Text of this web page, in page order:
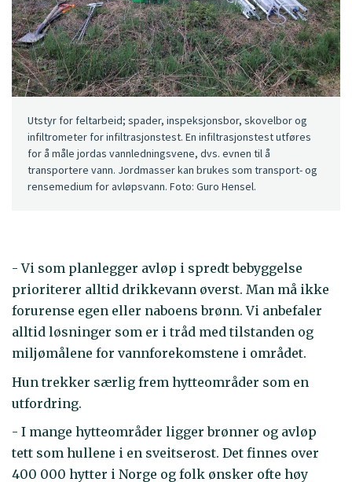
Utstyr for feltarbeid; spader, inspeksjonsbor, skovelbor og
infiltrometer for infiltrasjonstest. En infiltrasjonstest utføres
for å måle jordas vannledningsvene, dvs. evnen til å
transportere vann. Jordmasser kan brukes som transport- og
rensemedium for avløpsvann. Foto: Guro Hensel.
- Vi som planlegger avløp i spredt bebyggelse
prioriterer alltid drikkevann øverst. Man må ikke
forurense egen eller naboens brønn. Vi anbefaler
alltid løsninger som er i tråd med tilstanden og
miljømålene for vannforekomstene i området.
Hun trekker særlig frem hytteområder som en
utfordring.
- I mange hytteområder ligger brønner og avløp
tett som hullene i en sveitserost. Det finnes over
400 000 hytter i Norge og folk ønsker ofte høy